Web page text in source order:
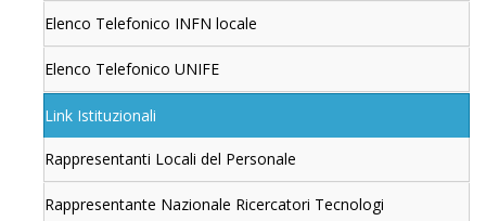
Elenco Telefonico INFN locale
Elenco Telefonico UNIFE
Link Istituzionali
Rappresentanti Locali del Personale
Rappresentante Nazionale Ricercatori Tecnologi